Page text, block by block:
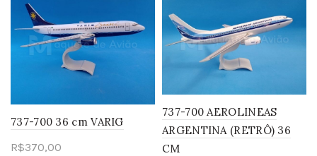
737-700 36 cm VARIG
R$370,00
737-700 AEROLINEAS
ARGENTINA (RETRÔ) 36
CM